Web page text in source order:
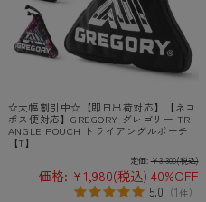
☆大幅割引中☆【即日出荷対応】【ネコ
ポス便対応】GREGORY グレゴリー TRI
ANGLE POUCH トライアングルポーチ
【T】
定価: ¥3,300(税込)
価格: ¥1,980(税込) 40%OFF
5.0 （1件）